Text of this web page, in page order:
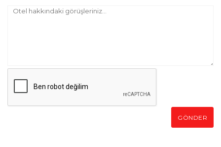
GÖNDER